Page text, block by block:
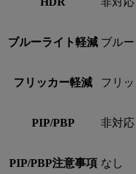
ブルーライト軽減 ブル
フリッカー軽減 フリ
PIP/PBP 非対応
PIP/PBP注意事項 なし